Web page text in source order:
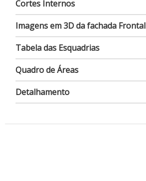
Cortes Internos
Imagens em 3D da fachada Frontal
Tabela das Esquadrias
Quadro de Áreas
Detalhamento